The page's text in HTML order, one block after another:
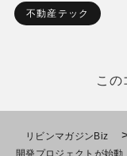
不動産テック
この
リビンマガジンBiz